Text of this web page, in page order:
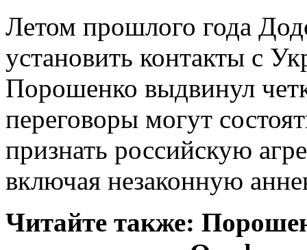
Летом прошлого года
установить контакты с
Порошенко выдвинул
переговоры могут
признать российскую
включая незаконную
Читайте также: